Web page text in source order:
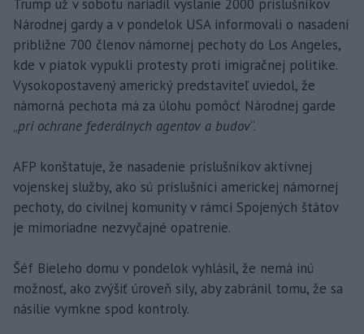
Trump už v sobotu nariadil vyslanie 2000 príslušníkov
Národnej gardy a v pondelok USA informovali o nasadení
približne 700 členov námornej pechoty do Los Angeles,
kde v piatok vypukli protesty proti imigračnej politike.
Vysokopostavený americký predstaviteľ uviedol, že
námorná pechota má za úlohu pomôcť Národnej garde
„pri ochrane federálnych agentov a budov“.
AFP konštatuje, že nasadenie príslušníkov aktívnej
vojenskej služby, ako sú príslušníci americkej námornej
pechoty, do civilnej komunity v rámci Spojených štátov
je mimoriadne nezvyčajné opatrenie.
Šéf Bieleho domu v pondelok vyhlásil, že nemá inú
možnosť, ako zvýšiť úroveň sily, aby zabránil tomu, že sa
násilie vymkne spod kontroly.